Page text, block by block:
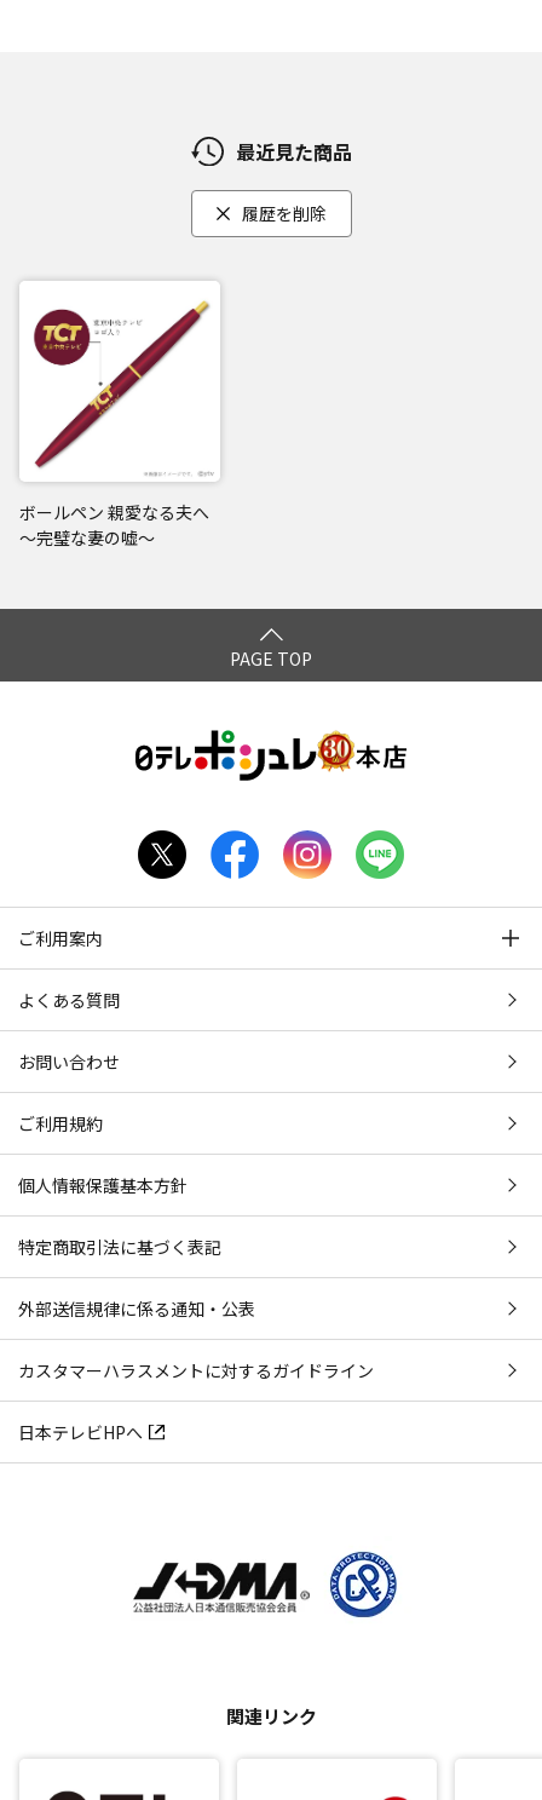
最近見た商品
履歴を削除
ボールペン 親愛なる夫へ
～完璧な妻の嘘～
PAGE TOP
ご利用案内
よくある質問
お問い合わせ
ご利用規約
個人情報保護基本方針
特定商取引法に基づく表記
外部送信規律に係る通知・公表
カスタマーハラスメントに対するガイドライン
日本テレビHPへ
関連リンク